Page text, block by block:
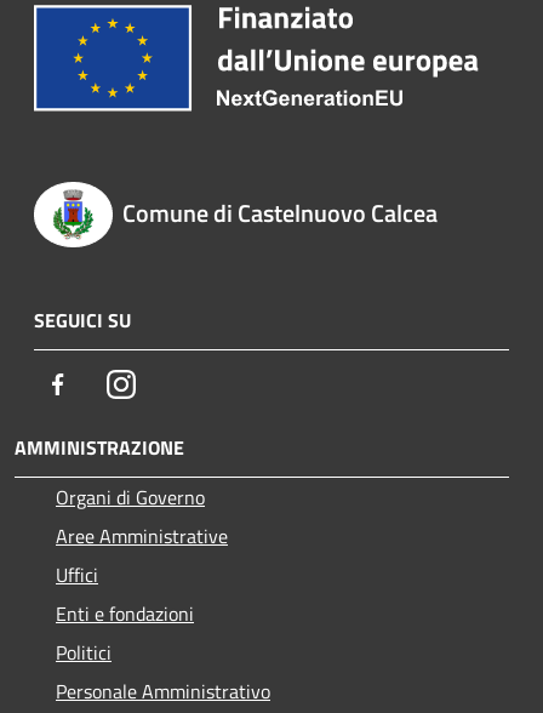
Comune di Castelnuovo Calcea
SEGUICI SU
FacebookInstagram
AMMINISTRAZIONE
Organi di Governo
Aree Amministrative
Uffici
Enti e fondazioni
Politici
Personale Amministrativo